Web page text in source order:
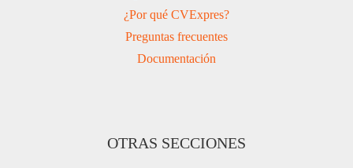
¿Por qué CVExpres?
Preguntas frecuentes
Documentación
OTRAS SECCIONES